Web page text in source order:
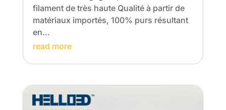
filament de très haute Qualité à partir de
matériaux importés, 100% purs résultant
en...
read more